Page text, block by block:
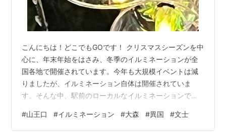
こんにちは！どこでもGOです！ クリスマスシーズンを中
心に、年末年始をはさみ、冬季のイルミネーションが全
国各地で開催されています。今年も大規模イベントは減
りましたが、イルミネーション自体は開催されていま
す。そんな中、駅前のローカルなイルミネーションでは
まだやっていますので、ご覧になってはいかがでしょう
か。ご紹介します。 引用：大森駅山王口商店会HP 目 次
#山王口 #イルミネーション #大森 #異国 #文士